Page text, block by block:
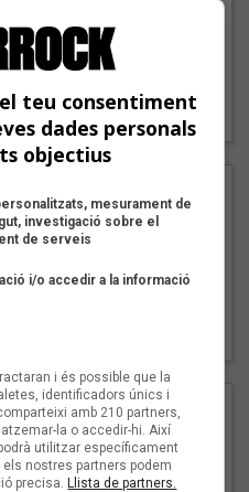
y lo malo"
y María
Muntaner (Xanguito)
teu consentiment
dades personals
objectius
mesurament de
investigació sobre el
de serveis
i/o accedir a la informació
i és possible que la
identificadors únics i
amb 210 partners,
la o accedir-hi. Així
utilitzar específicament
nostres partners podem
precisa.Llista de partners.